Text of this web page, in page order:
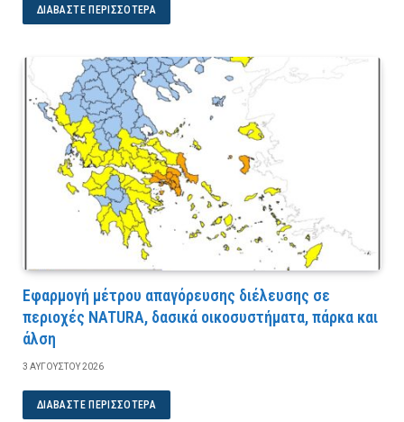
ΔΙΑΒΆΣΤΕ ΠΕΡΙΣΣΌΤΕΡΑ
Εφαρμογή μέτρου απαγόρευσης διέλευσης σε
περιοχές NATURA, δασικά οικοσυστήματα, πάρκα και
άλση
3 ΑΥΓΟΎΣΤΟΥ 2026
ΔΙΑΒΆΣΤΕ ΠΕΡΙΣΣΌΤΕΡΑ